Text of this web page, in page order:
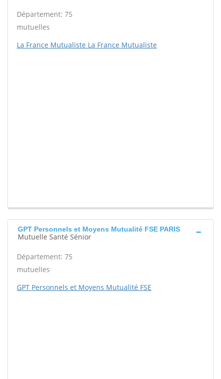
Département: 75
mutuelles
La France Mutualiste La France Mutualiste
GPT Personnels et Moyens Mutualité FSE PARIS
Mutuelle Santé Sénior
Département: 75
mutuelles
GPT Personnels et Moyens Mutualité FSE